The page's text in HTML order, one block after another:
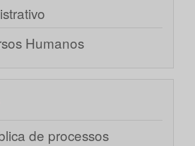
Humanos
de processos